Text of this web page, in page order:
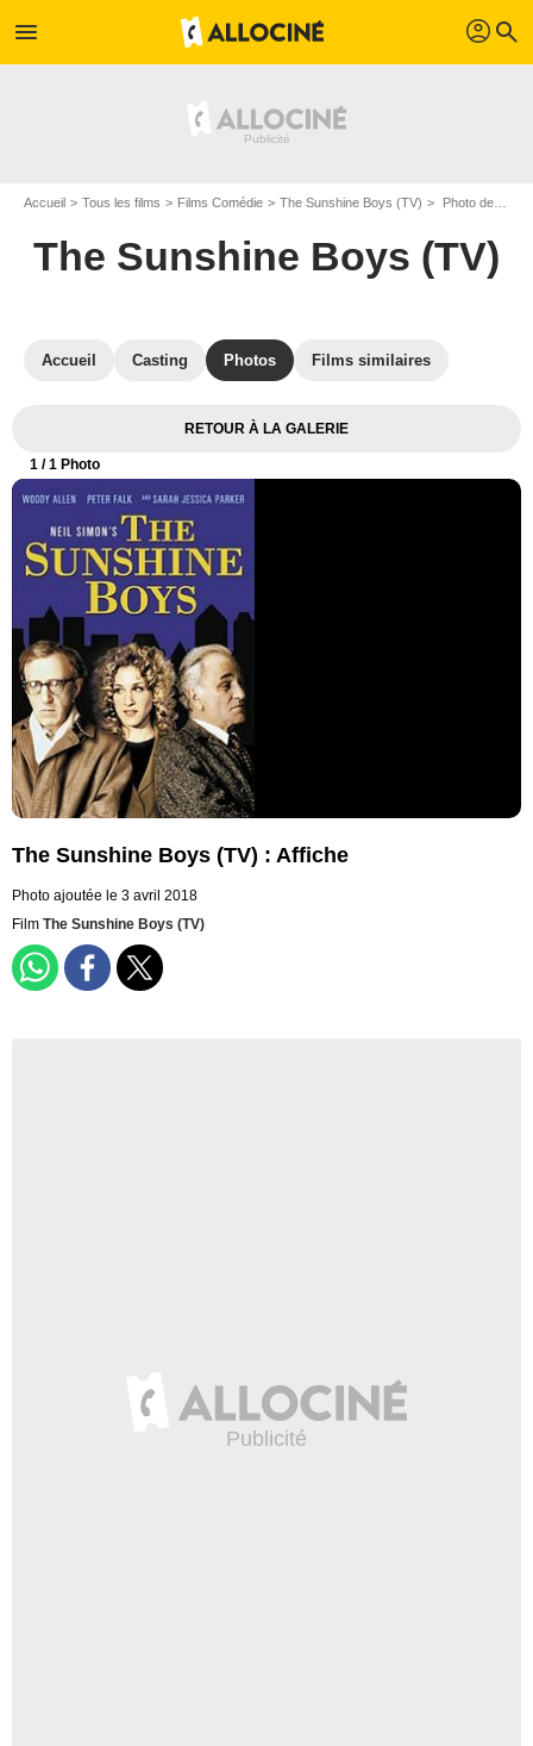
menu profil search
Accueil Tous les films Films Comédie The Sunshine Boys (TV) Photo de The Sunshine Boys (TV) - Photo 1
The Sunshine Boys (TV)
Accueil Casting Photos Films similaires
RETOUR À LA GALERIE
1 / 1 Photo
The Sunshine Boys (TV) : Affiche
Photo ajoutée le 3 avril 2018
Film The Sunshine Boys (TV)